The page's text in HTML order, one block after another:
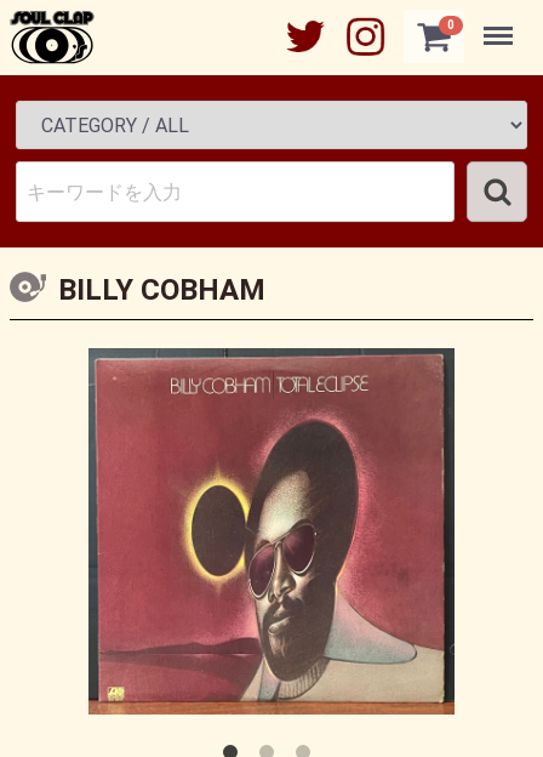
0 Menu
BILLY COBHAM